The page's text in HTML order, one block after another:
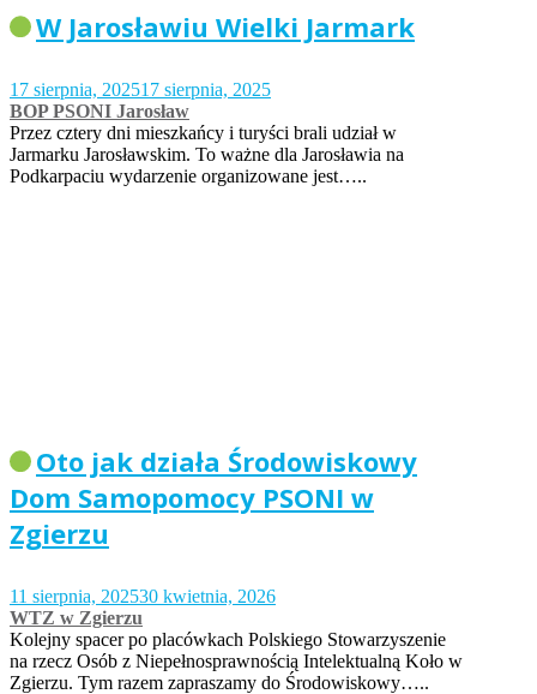
W Jarosławiu Wielki Jarmark
17 sierpnia, 202517 sierpnia, 2025
BOP PSONI Jarosław
Przez cztery dni mieszkańcy i turyści brali udział w
Jarmarku Jarosławskim. To ważne dla Jarosławia na
Podkarpaciu wydarzenie organizowane jest…..
Oto jak działa Środowiskowy
Dom Samopomocy PSONI w
Zgierzu
11 sierpnia, 202530 kwietnia, 2026
WTZ w Zgierzu
Kolejny spacer po placówkach Polskiego Stowarzyszenie
na rzecz Osób z Niepełnosprawnością Intelektualną Koło w
Zgierzu. Tym razem zapraszamy do Środowiskowy…..